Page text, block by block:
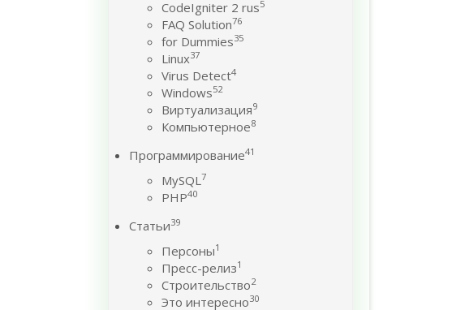
CodeIgniter 2 rus5
FAQ Solution76
for Dummies35
Linux37
Virus Detect4
Windows52
Виртуализация9
Компьютерное8
Программирование41
MySQL7
PHP40
Статьи39
Персоны1
Пресс-релиз1
Строительство2
Это интересно30